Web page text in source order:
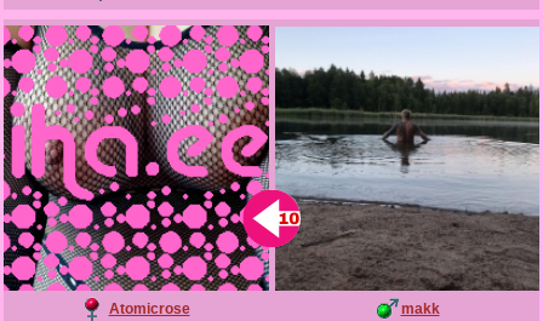
Atomicrose makk